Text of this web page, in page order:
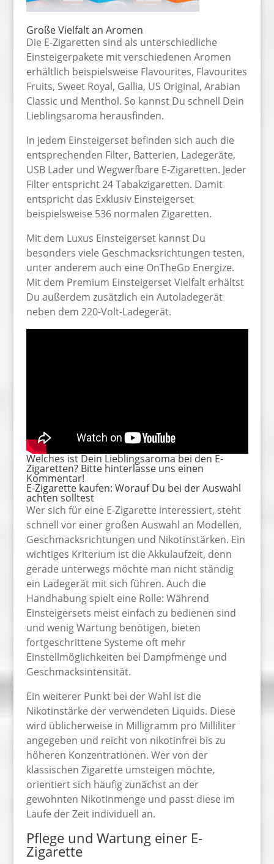
Große Vielfalt an Aromen
Die E-Zigaretten sind als unterschiedliche
Einsteigerpakete mit verschiedenen Aromen
erhältlich beispielsweise Flavourites, Flavourites
Fruits, Sweet Royal, Gallia, US Original, Arabian
Classic und Menthol. So kannst Du schnell Dein
Lieblingsaroma herausfinden.
In jedem Einsteigerset befinden sich auch die
entsprechenden Filter, Batterien, Ladegeräte,
USB Lader und Wegwerfbare E-Zigaretten. Jeder
Filter entspricht 24 Tabakzigaretten. Damit
entspricht das Exklusiv Einsteigerset
beispielsweise 536 normalen Zigaretten.
Mit dem Luxus Einsteigerset kannst Du
besonders viele Geschmacksrichtungen testen,
unter anderem auch eine OnTheGo Energize.
Mit dem Premium Einsteigerset Vielfalt erhältst
Du außerdem zusätzlich ein Autoladegerät
neben dem 220-Volt-Ladegerät.
Welches ist Dein Lieblingsaroma bei den E-
Zigaretten? Bitte hinterlasse uns einen
Kommentar!
E-Zigarette kaufen: Worauf Du bei der Auswahl
achten solltest
Wer sich für eine E-Zigarette interessiert, steht
schnell vor einer großen Auswahl an Modellen,
Geschmacksrichtungen und Nikotinstärken. Ein
wichtiges Kriterium ist die Akkulaufzeit, denn
gerade unterwegs möchte man nicht ständig
ein Ladegerät mit sich führen. Auch die
Handhabung spielt eine Rolle: Während
Einsteigersets meist einfach zu bedienen sind
und wenig Wartung benötigen, bieten
fortgeschrittene Systeme oft mehr
Einstellmöglichkeiten bei Dampfmenge und
Geschmacksintensität.
Ein weiterer Punkt bei der Wahl ist die
Nikotinstärke der verwendeten Liquids. Diese
wird üblicherweise in Milligramm pro Milliliter
angegeben und reicht von nikotinfrei bis zu
höheren Konzentrationen. Wer von der
klassischen Zigarette umsteigen möchte,
orientiert sich häufig zunächst an der
gewohnten Nikotinmenge und passt diese im
Laufe der Zeit individuell an.
Pflege und Wartung einer E-
Zigarette